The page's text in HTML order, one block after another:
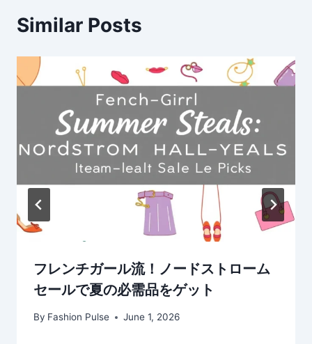
Similar Posts
フレンチガール流！ノードストローム
セールで夏の必需品をゲット
By Fashion Pulse June 1, 2026